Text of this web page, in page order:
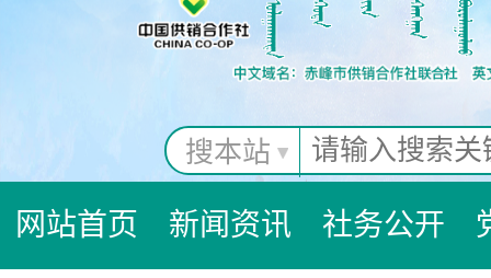
搜本站
网站首页 新闻资讯 社务公开